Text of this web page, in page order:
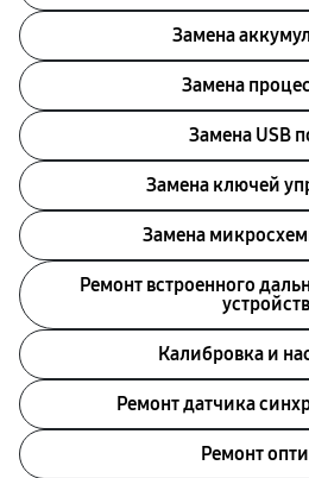
Замена
Замена
Замена USB
Замена ключей
Замена
Ремонт встроенного
устройств
Калибровка и
Ремонт датчика
Ремонт